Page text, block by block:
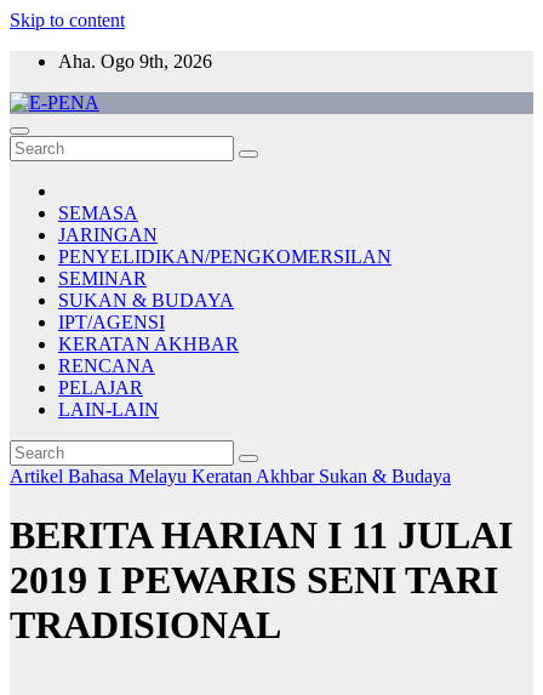
Skip to content
Aha. Ogo 9th, 2026
E-PENA
Berita Digital Terkini
SEMASA
JARINGAN
PENYELIDIKAN/PENGKOMERSILAN
SEMINAR
SUKAN & BUDAYA
IPT/AGENSI
KERATAN AKHBAR
RENCANA
PELAJAR
LAIN-LAIN
Artikel Bahasa Melayu Keratan Akhbar Sukan & Budaya
BERITA HARIAN I 11 JULAI
2019 I PEWARIS SENI TARI
TRADISIONAL